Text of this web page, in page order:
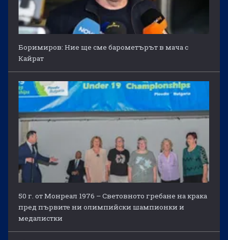
Боримиров: Ние ще сме барометърът в мача с
Кайрат
50 г. от Монреал 1976 – Световното гребане на крака
пред първите ни олимпийски шампионки и
медалистки